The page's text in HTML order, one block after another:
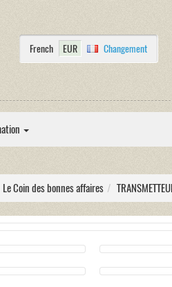
French EUR Changement
Le Coin des bonnes affaires